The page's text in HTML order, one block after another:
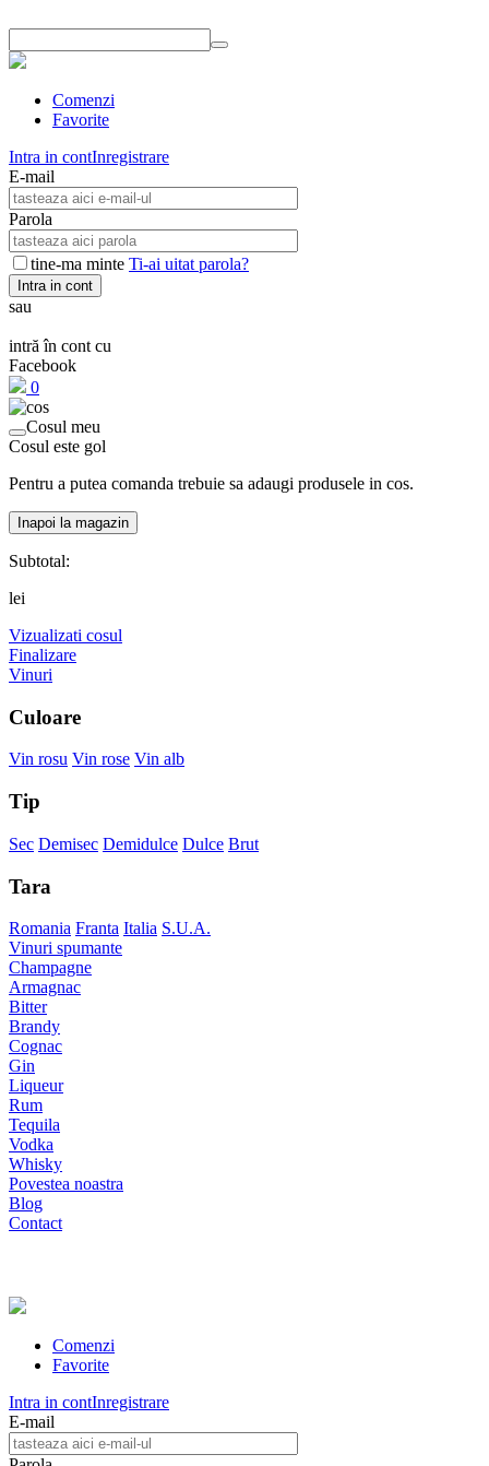
Comenzi
Favorite
Intra in contInregistrare
E-mail
Parola
tine-ma minte Ti-ai uitat parola?
Intra in cont
sau
intră în cont cu
Facebook
0
Cosul meu
Cosul este gol
Pentru a putea comanda trebuie sa adaugi produsele in cos.
Inapoi la magazin
Subtotal:
lei
Vizualizati cosul
Finalizare
Vinuri
Culoare
Vin rosu Vin rose Vin alb
Tip
Sec Demisec Demidulce Dulce Brut
Tara
Romania Franta Italia S.U.A.
Vinuri spumante
Champagne
Armagnac
Bitter
Brandy
Cognac
Gin
Liqueur
Rum
Tequila
Vodka
Whisky
Povestea noastra
Blog
Contact
Comenzi
Favorite
Intra in contInregistrare
E-mail